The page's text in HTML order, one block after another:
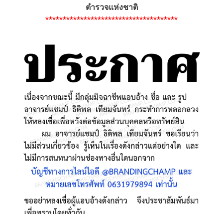
ตำรวจแห่งชาติ
**************************************